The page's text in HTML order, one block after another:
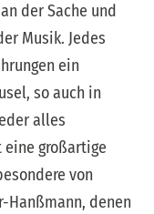
der Sache und
Musik. Jedes
ein
so auch in
alles
großartige
von
Hanßmann, denen